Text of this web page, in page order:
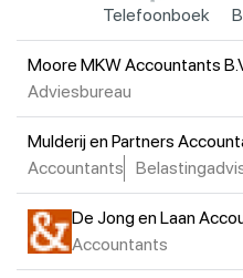
Telefoonboek
Moore MKW Accountants
Adviesbureau
Mulderij en Partners
Accountants
De Jong en Laan
Accountants